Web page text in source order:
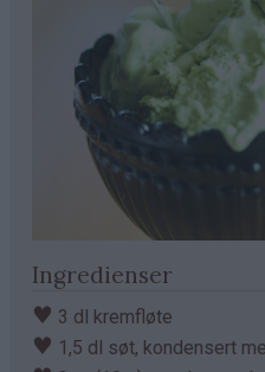
Ingredienser
♥ 3 dl kremfløte
♥ 1,5 dl søt, kondensert